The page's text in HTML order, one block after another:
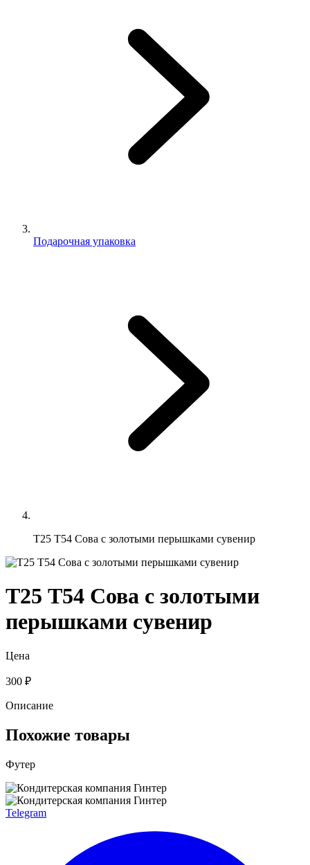
Подарочная упаковка
Т25 Т54 Сова с золотыми перышками сувенир
Т25 Т54 Сова с золотыми
перышками сувенир
Цена
300 ₽
Описание
Похожие товары
Футер
Telegram